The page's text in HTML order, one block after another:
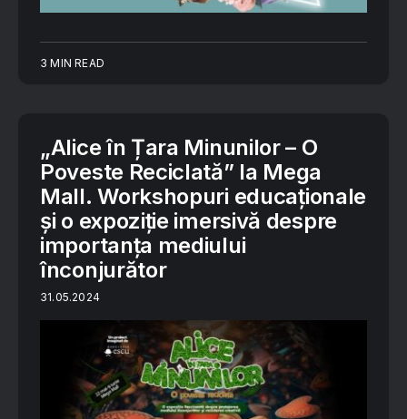
3 MIN READ
„Alice în Țara Minunilor – O
Poveste Reciclată” la Mega
Mall. Workshopuri educaționale
și o expoziție imersivă despre
importanța mediului
înconjurător
31.05.2024